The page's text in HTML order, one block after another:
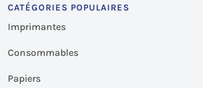
CATÉGORIES POPULAIRES
Imprimantes
Consommables
Papiers